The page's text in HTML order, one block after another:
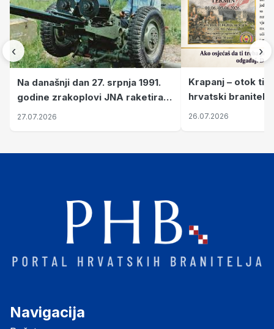
‹
Na današnji dan 27. srpnja 1991.
godine zrakoplovi JNA raketirali
su vojarnu i obučni centar "Nikola
27.07.2026
Krapanj – otok
hrvatski branitelji
pronalaze mir
26.07.2026
›
Navigacija